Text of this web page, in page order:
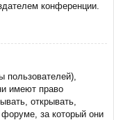
конференции.
пользователей),
имеют право
открывать,
за который они